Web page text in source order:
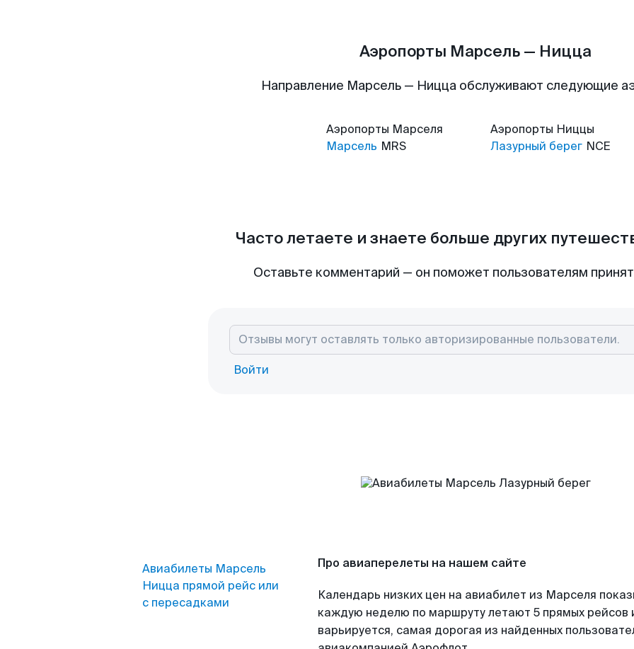
Аэропорты Марсель — Ницца
Направление Марсель — Ницца обслуживают следующие
Аэропорты Марселя
Марсель MRS
Аэропорты Ниццы
Лазурный берег NCE
Часто летаете и знаете больше других
Оставьте комментарий — он поможет пользователям
Войти
Авиабилеты Марсель
Ницца прямой рейс или
с пересадками
Про авиаперелеты на нашем сайте
Календарь низких цен на авиабилет из Марселя
каждую неделю по маршруту летают 5 прямых рейсов
варьируется, самая дорогая из найденных